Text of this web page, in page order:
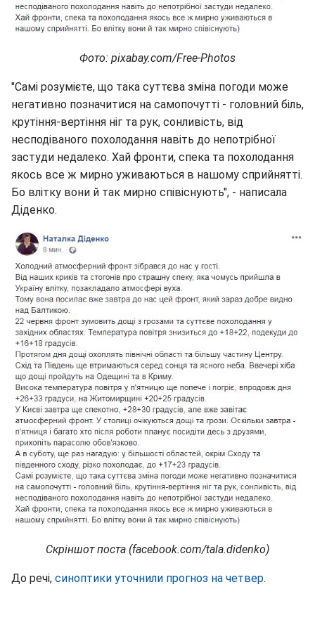
Фото: pixabay.com/Free-Photos
"Самі розумієте, що така суттєва зміна погоди може
негативно позначитися на самопочутті - головний біль,
крутіння-вертіння ніг та рук, сонливість, від
несподіваного похолодання навіть до непотрібної
застуди недалеко. Хай фронти, спека та похолодання
якось все ж мирно уживаються в нашому сприйнятті.
Бо влітку вони й так мирно співіснують", - написала
Діденко.
Скріншот поста (facebook.com/tala.didenko)
До речі, синоптики уточнили прогноз на четвер.